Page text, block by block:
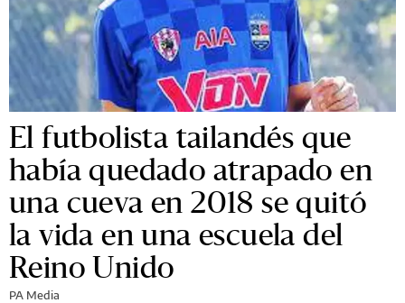
El futbolista tailandés que
había quedado atrapado en
una cueva en 2018 se quitó
la vida en una escuela del
Reino Unido
PA Media